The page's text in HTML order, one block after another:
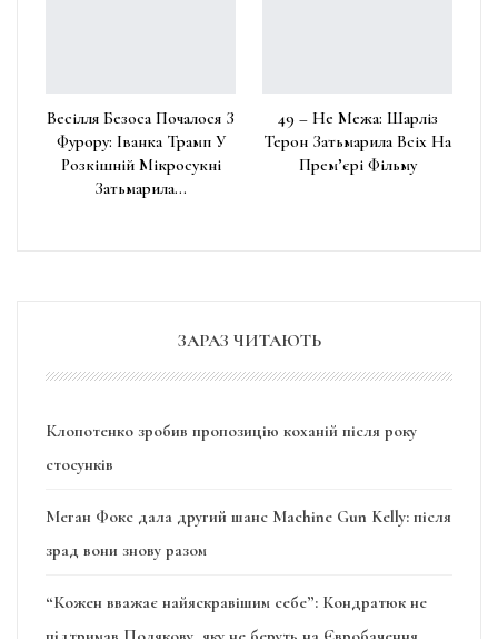
Весілля Безоса Почалося З
Фурору: Іванка Трамп У
Розкішній Мікросукні
Затьмарила…
49 – Не Межа: Шарліз
Терон Затьмарила Всіх На
Прем’єрі Фільму
ЗАРАЗ ЧИТАЮТЬ
Клопотенко зробив пропозицію коханій після року
стосунків
Меган Фокс дала другий шанс Machine Gun Kelly: після
зрад вони знову разом
“Кожен вважає найяскравішим себе”: Кондратюк не